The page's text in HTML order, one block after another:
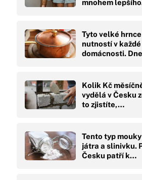
mnohem
Tyto velké
nutností v každé
domácnosti.
Kolik Kč
vydělá v Česku
to zjistíte,…
Tento typ
játra a slinivku.
Česku patří k…